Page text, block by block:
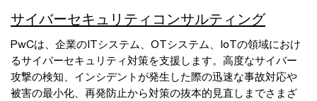
サイバーセキュリティコンサルティング
PwCは、企業のITシステム、OTシステム、IoTの領域におけ
るサイバーセキュリティ対策を支援します。高度なサイバー
攻撃の検知、インシデントが発生した際の迅速な事故対応や
被害の最小化、再発防止から対策の抜本的見直しまでさまざ